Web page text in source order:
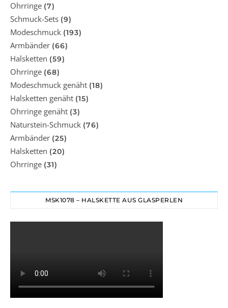
Ohrringe (7)
Schmuck-Sets (9)
Modeschmuck (193)
Armbänder (66)
Halsketten (59)
Ohrringe (68)
Modeschmuck genäht (18)
Halsketten genäht (15)
Ohrringe genäht (3)
Naturstein-Schmuck (76)
Armbänder (25)
Halsketten (20)
Ohrringe (31)
MSK1078 – HALSKETTE AUS GLASPERLEN